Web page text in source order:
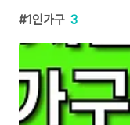
1인가구 3